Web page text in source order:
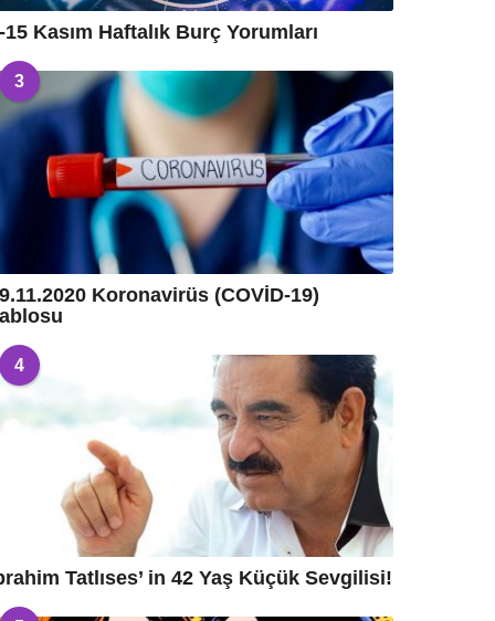
15 Kasım Haftalık Burç Yorumları
3
Koronavirüs (COVİD-19)
4
Tatlıses’ in 42 Yaş Küçük Sevgilisi!